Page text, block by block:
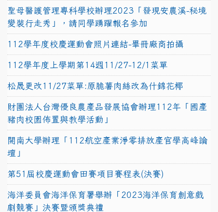
聖母醫護管理專科學校辦理2023「發現安農溪-秘境
變裝行走秀」，請同學踴躍報名參加
112學年度校慶運動會照片連結-畢冊廠商拍攝
112學年度上學期第14週11/27-12/1菜單
松晟更改11/27菜單:原脆薯肉絲改為什錦花椰
財團法人台灣優良農產品發展協會辦理112年「國產
豬肉校園佈置與教學活動」
開南大學辦理「112航空產業淨零排放產官學高峰論
壇」
第51屆校慶運動會田賽項目賽程表(決賽)
海洋委員會海洋保育署舉辦「2023海洋保育創意戲
劇競賽」決賽暨頒獎典禮